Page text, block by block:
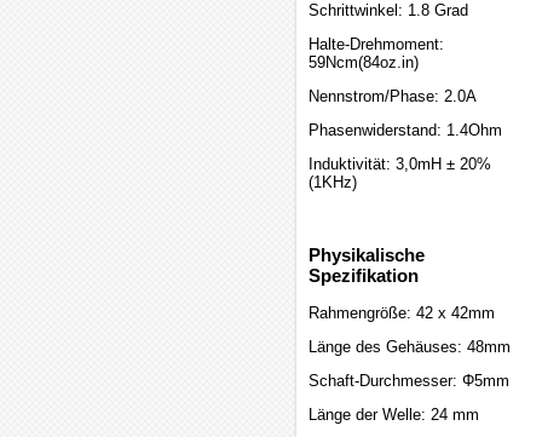
Schrittwinkel: 1.8 Grad
Halte-Drehmoment:
59Ncm(84oz.in)
Nennstrom/Phase: 2.0A
Phasenwiderstand: 1.4Ohm
Induktivität: 3,0mH ± 20%
(1KHz)
Physikalische
Spezifikation
Rahmengröße: 42 x 42mm
Länge des Gehäuses: 48mm
Schaft-Durchmesser: Φ5mm
Länge der Welle: 24 mm